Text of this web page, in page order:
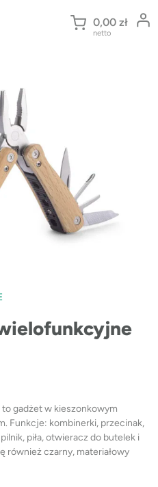
0,00 zł
netto
gadżet w kieszonkowym
Funkcje: kombinerki, przecinak,
piła, otwieracz do butelek i
również czarny, materiałowy